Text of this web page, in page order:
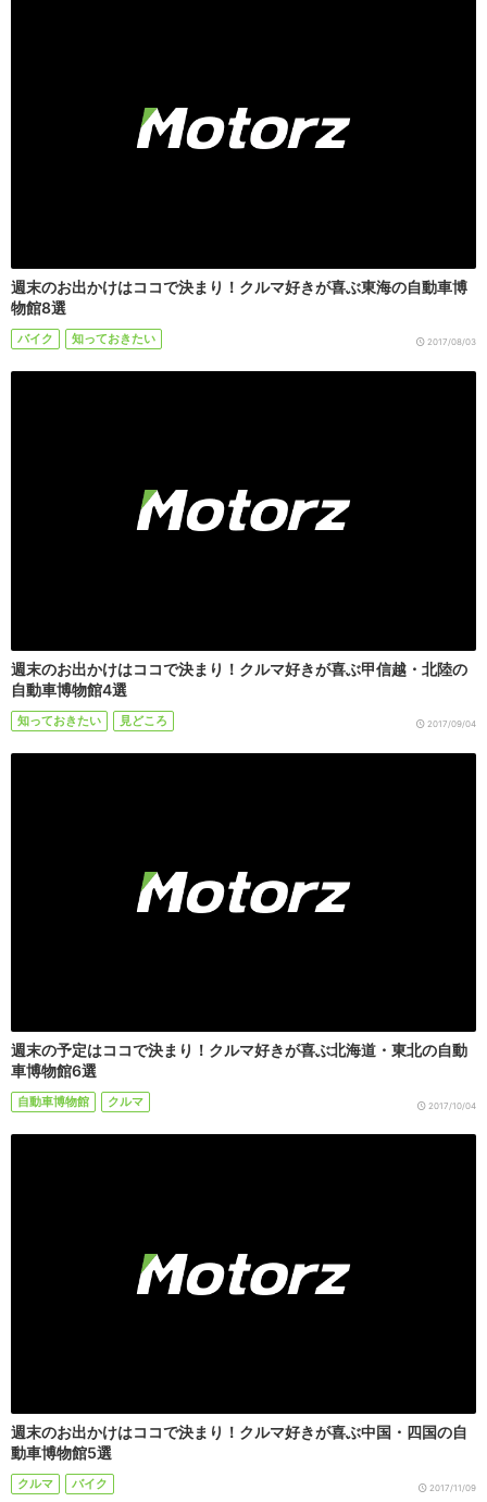
週末のお出かけはココで決まり！クルマ好きが喜ぶ東海の自動車博
物館8選
バイク 知っておきたい 2017/08/03
週末のお出かけはココで決まり！クルマ好きが喜ぶ甲信越・北陸の
自動車博物館4選
知っておきたい 見どころ 2017/09/04
週末の予定はココで決まり！クルマ好きが喜ぶ北海道・東北の自動
車博物館6選
自動車博物館 クルマ 2017/10/04
週末のお出かけはココで決まり！クルマ好きが喜ぶ中国・四国の自
動車博物館5選
クルマ バイク 2017/11/09